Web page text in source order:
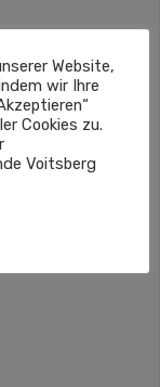
Website,
wir Ihre
Cookies zu.
Voitsberg